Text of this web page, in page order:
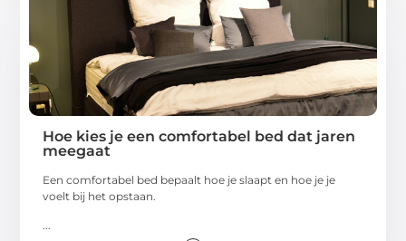
Hoe kies je een comfortabel bed dat jaren
meegaat
Een comfortabel bed bepaalt hoe je slaapt en hoe je je
voelt bij het opstaan.
...